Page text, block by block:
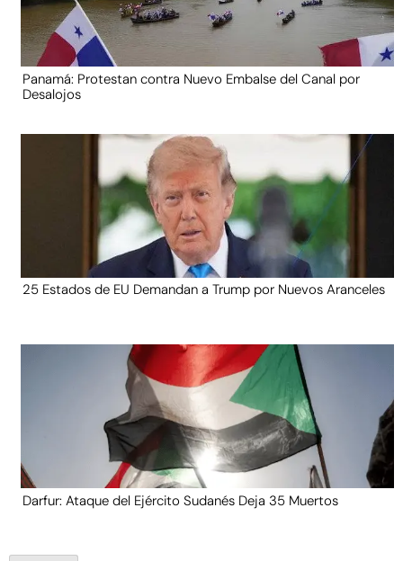
Panamá: Protestan contra Nuevo Embalse del Canal por
Desalojos
25 Estados de EU Demandan a Trump por Nuevos Aranceles
Darfur: Ataque del Ejército Sudanés Deja 35 Muertos